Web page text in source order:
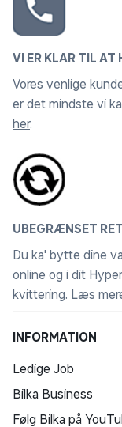
VI ER KLAR TIL AT
Vores venlige
er det mindste vi
her.
UBEGRÆNSET
Du ka' bytte dine
online og i dit
kvittering. Læs
INFORMATION
Ledige Job
Bilka Business
Følg Bilka på